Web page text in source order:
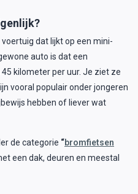
dat lijkt op een mini-
auto is dat een
kilometer per uur. Je ziet ze
vooral populair onder jongeren
hebben of liever wat
de categorie “bromfietsen
een dak, deuren en meestal